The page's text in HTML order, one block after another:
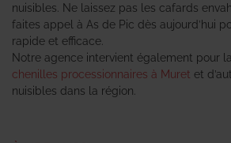
nuisibles. Ne laissez pas les cafards
faites appel à As de Pic dès aujourd’hui
rapide et efficace.
Notre agence intervient également pour la
chenilles processionnaires à Muret et
nuisibles dans la région.